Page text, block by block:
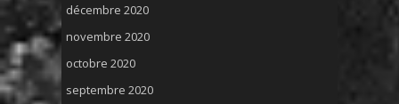
décembre 2020
novembre 2020
octobre 2020
septembre 2020